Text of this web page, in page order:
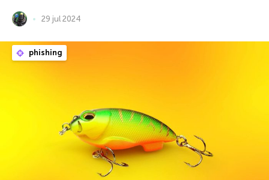
29 jul 2024
phishing